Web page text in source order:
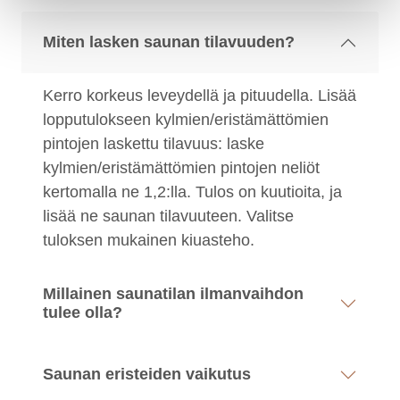
Miten lasken saunan tilavuuden?
Kerro korkeus leveydellä ja pituudella. Lisää
lopputulokseen kylmien/eristämättömien
pintojen laskettu tilavuus: laske
kylmien/eristämättömien pintojen neliöt
kertomalla ne 1,2:lla. Tulos on kuutioita, ja
lisää ne saunan tilavuuteen. Valitse
tuloksen mukainen kiuasteho.
Millainen saunatilan ilmanvaihdon
tulee olla?
Saunan eristeiden vaikutus